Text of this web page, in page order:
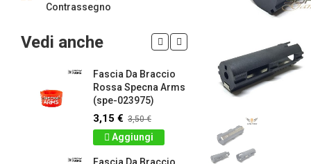
Contrassegno
Vedi anche
Fascia Da Braccio
Rossa Specna Arms
(spe-023975)
3,15 € 3,50 €
Aggiungi
LIMITED
patch